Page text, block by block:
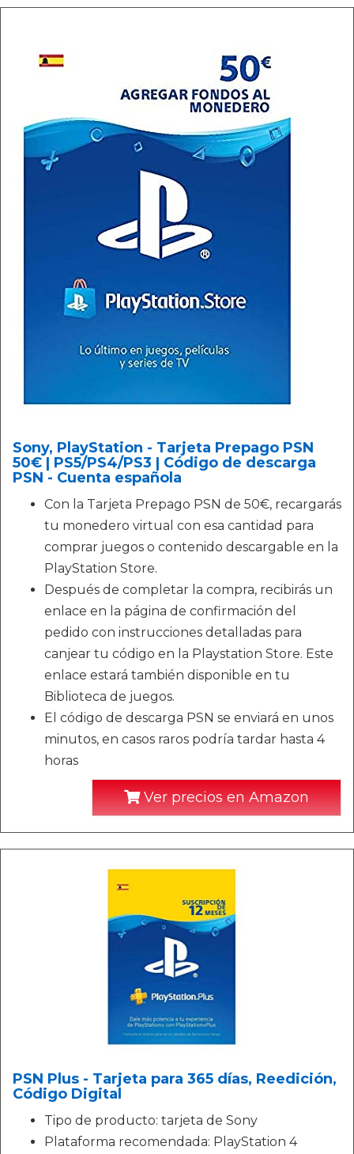
Sony, PlayStation - Tarjeta Prepago PSN
50€ | PS5/PS4/PS3 | Código de descarga
PSN - Cuenta española
Con la Tarjeta Prepago PSN de 50€, recargarás
tu monedero virtual con esa cantidad para
comprar juegos o contenido descargable en la
PlayStation Store.
Después de completar la compra, recibirás un
enlace en la página de confirmación del
pedido con instrucciones detalladas para
canjear tu código en la Playstation Store. Este
enlace estará también disponible en tu
Biblioteca de juegos.
El código de descarga PSN se enviará en unos
minutos, en casos raros podría tardar hasta 4
horas
Ver precios en Amazon
PSN Plus - Tarjeta para 365 días, Reedición,
Código Digital
Tipo de producto: tarjeta de Sony
Plataforma recomendada: PlayStation 4